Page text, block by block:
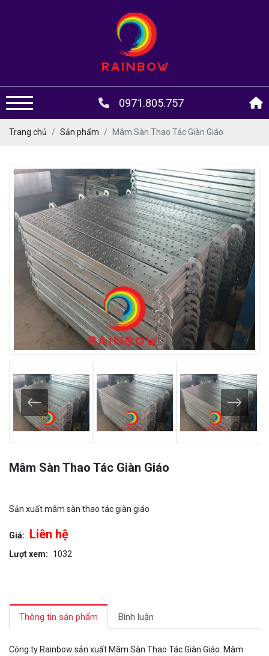
0971.805.757
Trang chủ Sản phẩm Mâm Sàn Thao Tác Giàn Giáo
Mâm Sàn Thao Tác Giàn Giáo
Sản xuất mâm sàn thao tác giàn giáo
Giá: Liên hệ
Lượt xem: 1032
Thông tin sản phẩm Bình luận
Công ty Rainbow sản xuất Mâm Sàn Thao Tác Giàn Giáo. Mâm